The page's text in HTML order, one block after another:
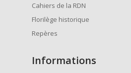
Cahiers de la RDN
Florilège historique
Repères
Informations